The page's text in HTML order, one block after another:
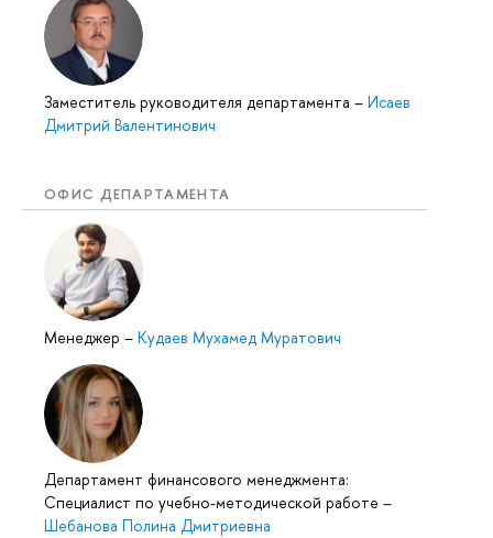
Заместитель руководителя департамента – Исаев
Дмитрий Валентинович
ОФИС ДЕПАРТАМЕНТА
Менеджер – Кудаев Мухамед Муратович
Департамент финансового менеджмента:
Специалист по учебно-методической работе –
Шебанова Полина Дмитриевна